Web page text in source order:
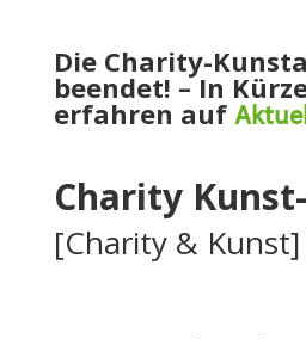
Die Charity-
beendet! – In
erfahren auf
Charity
[Charity & Kunst]